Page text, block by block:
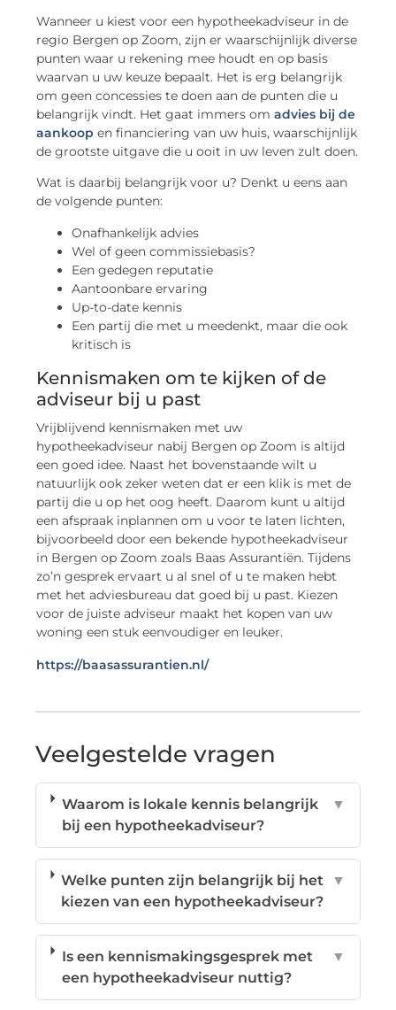
Wanneer u kiest voor een hypotheekadviseur in de
regio Bergen op Zoom, zijn er waarschijnlijk diverse
punten waar u rekening mee houdt en op basis
waarvan u uw keuze bepaalt. Het is erg belangrijk
om geen concessies te doen aan de punten die u
belangrijk vindt. Het gaat immers omadvies bij de
aankoop en financiering van uw huis, waarschijnlijk
de grootste uitgave die u ooit in uw leven zult doen.
Wat is daarbij belangrijk voor u? Denkt u eens aan
de volgende punten:
Onafhankelijk advies
Wel of geen commissiebasis?
Een gedegen reputatie
Aantoonbare ervaring
Up-to-date kennis
Een partij die met u meedenkt, maar die ook
kritisch is
Kennismaken om te kijken of de
adviseur bij u past
Vrijblijvend kennismaken met uw
hypotheekadviseur nabij Bergen op Zoom is altijd
een goed idee. Naast het bovenstaande wilt u
natuurlijk ook zeker weten dat er een klik is met de
partij die u op het oog heeft. Daarom kunt u altijd
een afspraak inplannen om u voor te laten lichten,
bijvoorbeeld door een bekende hypotheekadviseur
in Bergen op Zoom zoals Baas Assurantiën. Tijdens
zo’n gesprek ervaart u al snel of u te maken hebt
met het adviesbureau dat goed bij u past. Kiezen
voor de juiste adviseur maakt het kopen van uw
woning een stuk eenvoudiger en leuker.
https://baasassurantien.nl/
Veelgestelde vragen
Waarom is lokale kennis belangrijk
bij een hypotheekadviseur?
▼
Welke punten zijn belangrijk bij het
kiezen van een hypotheekadviseur?
▼
Is een kennismakingsgesprek met
een hypotheekadviseur nuttig?
▼